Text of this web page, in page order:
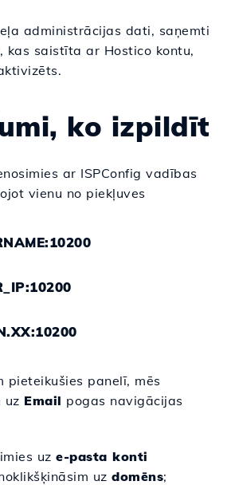
administrācijas dati, saņemti
kas saistīta ar Hostico kontu,
ko izpildīt
ar ISPConfig vadības
vienu no piekļuves
pieteikušies panelī, mēs
uz Email pogas navigācijas
uz e-pasta konti
uz domēns;